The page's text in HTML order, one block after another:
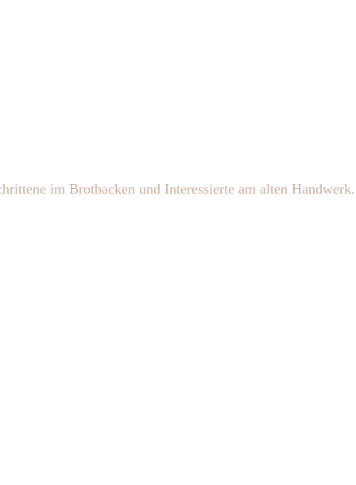
im Brotbacken und Interessierte am alten